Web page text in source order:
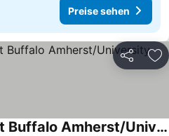
Preise sehen
Teilen
Courtyard by Marriott Buffalo Amherst/University